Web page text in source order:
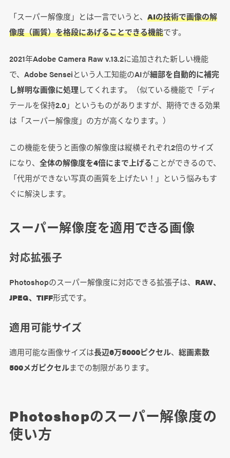
「スーパー解像度」とは一言でいうと、 AIの技術で画像の解
像度（画質）を格段にあげることできる機能です。
2021年Adobe Camera Raw v.13.2に追加された新しい機能
で、Adobe Senseiという人工知能のAIが細部を自動的に補完
し鮮明な画像に処理してくれます。（似ている機能で「ディ
テールを保持2.0」というものがありますが、期待できる効果
は「スーパー解像度」の方が高くなります。）
この機能を使うと画像の解像度は縦横それぞれ2倍のサイズ
になり、 全体の解像度を4倍にまで上げることができるので、
「代用ができない写真の画質を上げたい！」という悩みもす
ぐに解決します。
スーパー解像度を適用できる画像
対応拡張子
Photoshopのスーパー解像度に対応できる拡張子は、 RAW、
JPEG、TIFF形式です。
適用可能サイズ
適用可能な画像サイズは長辺6万5000ピクセル、 総画素数
500メガピクセルまでの制限があります。
Photoshopのスーパー解像度の
使い方